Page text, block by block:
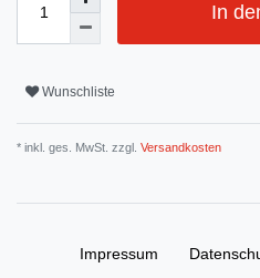
In
Wunschliste
* inkl. ges. MwSt. zzgl. Versandkosten
Impressum